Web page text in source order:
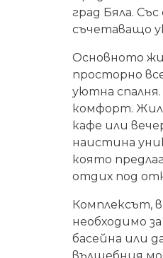
град Бяла.
съчетаващо
Основното
просторно
уютна
комфорт.
кафе или
наистина
която
отдих под
Комплексът,
необходимо
басейна или